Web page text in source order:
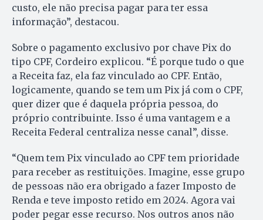
custo, ele não precisa pagar para ter essa
informação”, destacou.
Sobre o pagamento exclusivo por chave Pix do
tipo CPF, Cordeiro explicou. “É porque tudo o que
a Receita faz, ela faz vinculado ao CPF. Então,
logicamente, quando se tem um Pix já com o CPF,
quer dizer que é daquela própria pessoa, do
próprio contribuinte. Isso é uma vantagem e a
Receita Federal centraliza nesse canal”, disse.
“Quem tem Pix vinculado ao CPF tem prioridade
para receber as restituições. Imagine, esse grupo
de pessoas não era obrigado a fazer Imposto de
Renda e teve imposto retido em 2024. Agora vai
poder pegar esse recurso. Nos outros anos não